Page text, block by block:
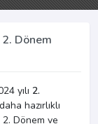
Dönem
yılı 2.
hazırlıklı
Dönem ve